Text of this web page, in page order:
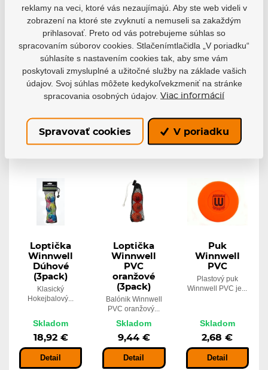
puk
Winnwell
modrý JR
odľahčený
Winnwell modrý...
Skladom
3,09 €
puk
Winnwell
biely
Hokejový puk biely
Skladom
3,38 €
Winnwell
Klasický
hokejbalový...
Skladom
3,92 €
Loptička
Winnwell
Dúhové
(3pack)
Klasický
Hokejbalový...
Skladom
18,92 €
Detail
Loptička
Winnwell
PVC
oranžové
(3pack)
Balónik Winnwell
PVC oranžový...
Skladom
9,44 €
Detail
Puk
Winnwell
PVC
Plastový puk
Winnwell PVC je...
Skladom
2,68 €
Detail
reklamy na veci, ktoré vás nezaujímajú. Aby ste web videli v
zobrazení na ktoré ste zvyknutí a nemuseli sa zakaždým
prihlasovať. Preto od vás potrebujeme súhlas so
spracovaním súborov cookies. Stlačenímtlačidla „V poriadku“
súhlasíte s nastavením cookies tak, aby sme vám
poskytovali zmysluplné a užitočné služby na základe vašich
údajov. Svoj súhlas môžete kedykoľvekzmeniť na stránke
spracovania osobných údajov. Viac informácií
Spravovať cookies V poriadku